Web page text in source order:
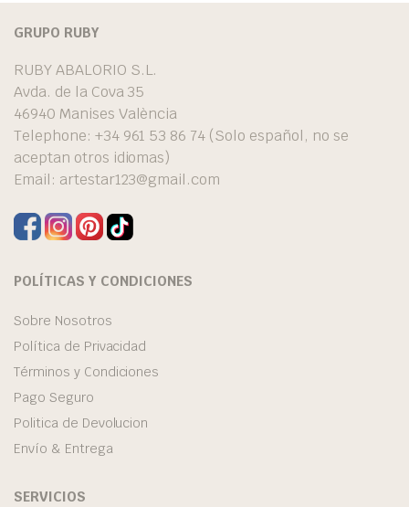
GRUPO RUBY
RUBY ABALORIO S.L.
Avda. de la Cova 35
46940 Manises València
Telephone: +34 961 53 86 74 (Solo español, no se
aceptan otros idiomas)
Email: artestar123@gmail.com
POLÍTICAS Y CONDICIONES
Sobre Nosotros
Política de Privacidad
Términos y Condiciones
Pago Seguro
Politica de Devolucion
Envío & Entrega
SERVICIOS